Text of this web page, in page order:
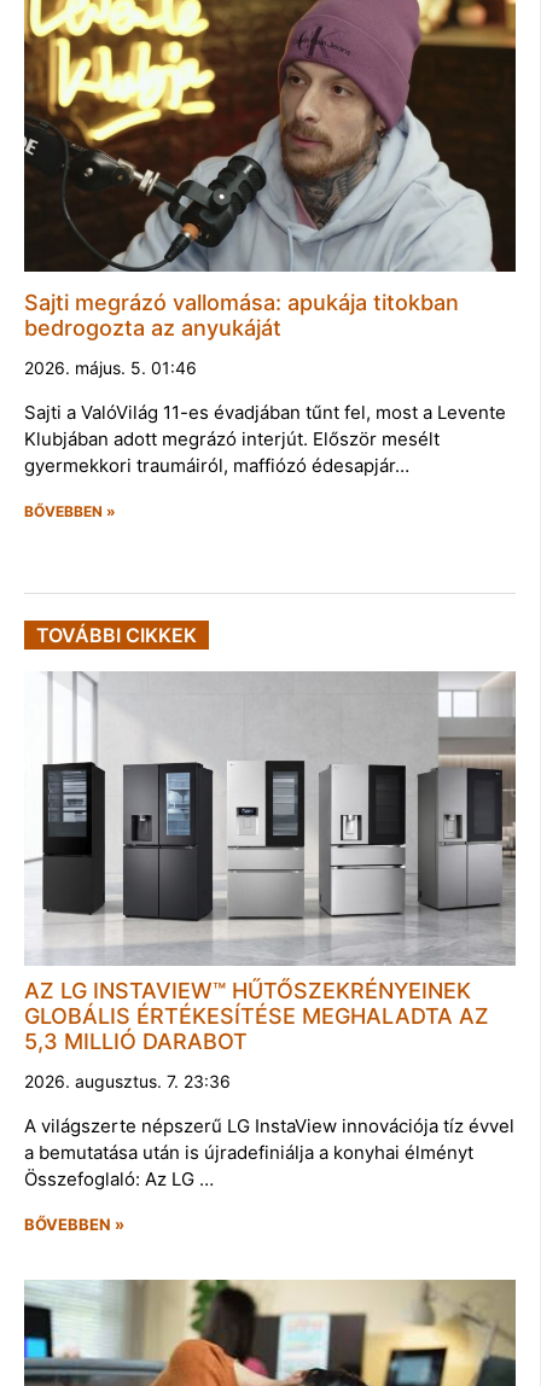
Sajti megrázó vallomása: apukája titokban
bedrogozta az anyukáját
2026. május. 5. 01:46
Sajti a ValóVilág 11-es évadjában tűnt fel, most a Levente
Klubjában adott megrázó interjút. Először mesélt
gyermekkori traumáiról, maffiózó édesapjár…
BŐVEBBEN »
TOVÁBBI CIKKEK
AZ LG INSTAVIEW™ HŰTŐSZEKRÉNYEINEK
GLOBÁLIS ÉRTÉKESÍTÉSE MEGHALADTA AZ
5,3 MILLIÓ DARABOT
2026. augusztus. 7. 23:36
A világszerte népszerű LG InstaView innovációja tíz évvel
a bemutatása után is újradefiniálja a konyhai élményt
Összefoglaló: Az LG …
BŐVEBBEN »